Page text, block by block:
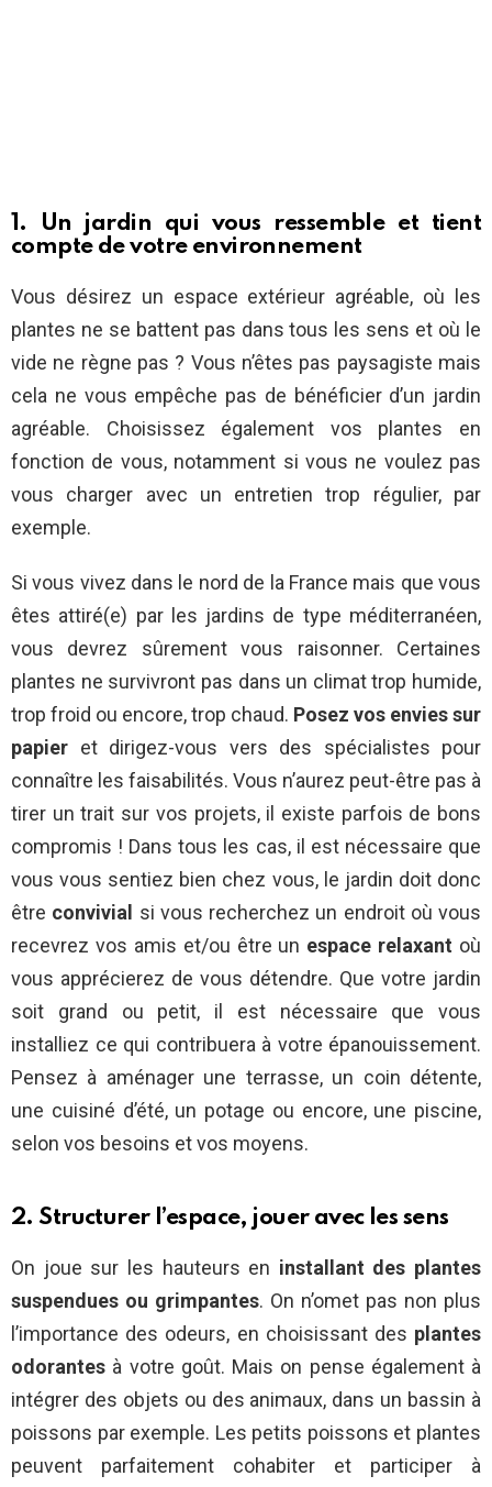
1. Un jardin qui vous ressemble et tient
compte de votre environnement
Vous désirez un espace extérieur agréable, où les
plantes ne se battent pas dans tous les sens et où le
vide ne règne pas ? Vous n’êtes pas paysagiste mais
cela ne vous empêche pas de bénéficier d’un jardin
agréable. Choisissez également vos plantes en
fonction de vous, notamment si vous ne voulez pas
vous charger avec un entretien trop régulier, par
exemple.
Si vous vivez dans le nord de la France mais que vous
êtes attiré(e) par les jardins de type méditerranéen,
vous devrez sûrement vous raisonner. Certaines
plantes ne survivront pas dans un climat trop humide,
trop froid ou encore, trop chaud. Posez vos envies sur
papier et dirigez-vous vers des spécialistes pour
connaître les faisabilités. Vous n’aurez peut-être pas à
tirer un trait sur vos projets, il existe parfois de bons
compromis ! Dans tous les cas, il est nécessaire que
vous vous sentiez bien chez vous, le jardin doit donc
être convivial
si vous recherchez un endroit où vous
recevrez vos amis et/ou être un espace relaxant où
vous apprécierez de vous détendre. Que votre jardin
soit grand ou petit, il est nécessaire que vous
installiez ce qui contribuera à votre épanouissement.
Pensez à aménager une terrasse, un coin détente,
une cuisiné d’été, un potage ou encore, une piscine,
selon vos besoins et vos moyens.
2. Structurer l’espace, jouer avec les sens
On joue sur les hauteurs en installant des plantes
suspendues ou grimpantes. On n’omet pas non plus
l’importance des odeurs, en choisissant des plantes
odorantes à votre goût. Mais on pense également à
intégrer des objets ou des animaux, dans un bassin à
poissons par exemple. Les petits poissons et plantes
peuvent parfaitement cohabiter et participer à